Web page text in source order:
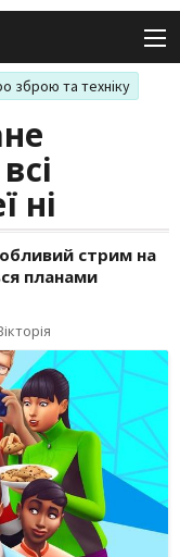
зброю та техніку
ні
стрим на
планами